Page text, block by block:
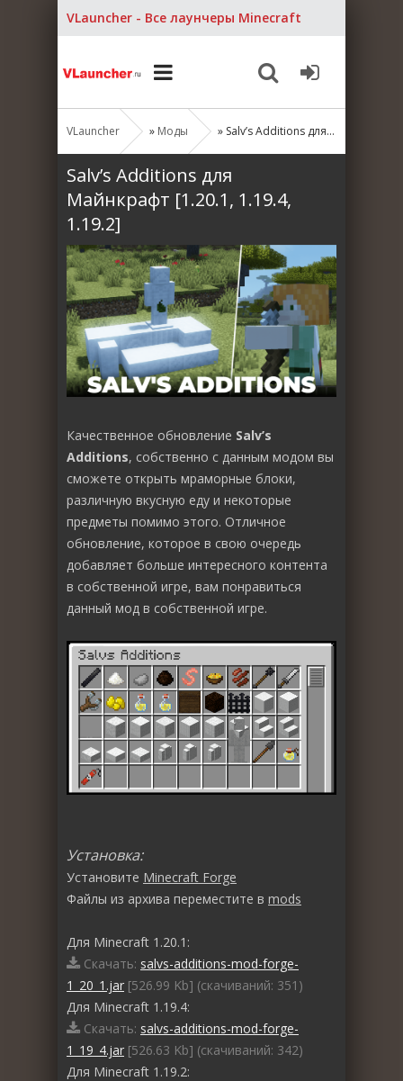
VLauncher - Все лаунчеры Minecraft
VLauncher » Моды » Salv’s Additions для Майнкрафт [1.20.1, 1.19.4, 1.19.2]
Salv’s Additions для
Майнкрафт [1.20.1, 1.19.4,
1.19.2]
Качественное обновление Salv’s
Additions, собственно с данным модом вы
сможете открыть мраморные блоки,
различную вкусную еду и некоторые
предметы помимо этого. Отличное
обновление, которое в свою очередь
добавляет больше интересного контента
в собственной игре, вам понравиться
данный мод в собственной игре.
Установка:
Установите Minecraft Forge
Файлы из архива переместите в mods
Для Minecraft 1.20.1:
Скачать: salvs-additions-mod-forge-
1_20_1.jar [526.99 Kb] (cкачиваний: 351)
Для Minecraft 1.19.4:
Скачать: salvs-additions-mod-forge-
1_19_4.jar [526.63 Kb] (cкачиваний: 342)
Для Minecraft 1.19.2: